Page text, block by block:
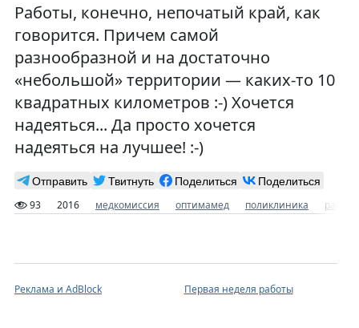
Работы, конечно, непочатый край, как
говорится. Причем самой
разнообразной и на достаточно
«небольшой» территории — каких-то 10
квадратных километров :-) Хочется
надеяться... Да просто хочется
надеяться на лучшее! :-)
Отправить Твитнуть Поделиться Поделиться
93 2016 медкомиссия оптимамед поликлиника работа
Реклама и AdBlock Первая неделя работы